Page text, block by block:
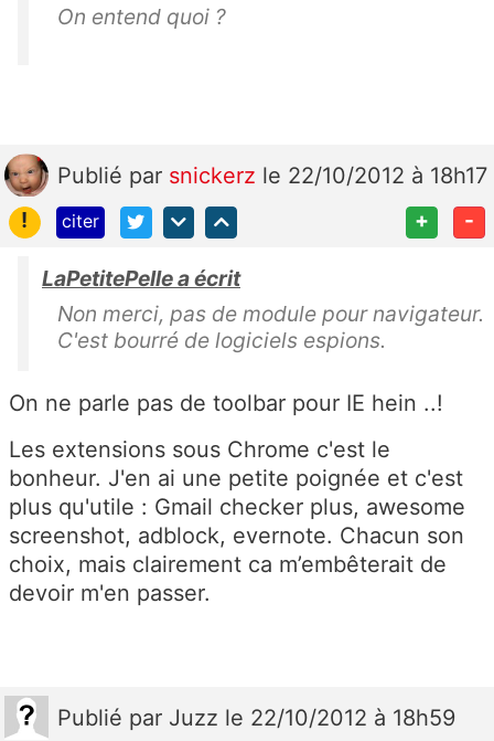
On entend quoi ?
Publié par snickerz le 22/10/2012 à 18h17
!
citer + -
LaPetitePelle a écrit
Non merci, pas de module pour navigateur.
C'est bourré de logiciels espions.
On ne parle pas de toolbar pour IE hein ..!
Les extensions sous Chrome c'est le
bonheur. J'en ai une petite poignée et c'est
plus qu'utile : Gmail checker plus, awesome
screenshot, adblock, evernote. Chacun son
choix, mais clairement ca m’embêterait de
devoir m'en passer.
Publié par Juzz le 22/10/2012 à 18h59